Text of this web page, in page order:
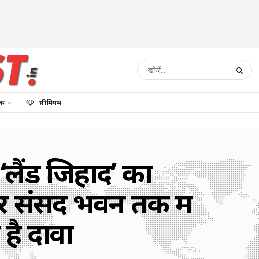
प्रीमियम
जिहाद’ का
संसद भवन तक में
दावा